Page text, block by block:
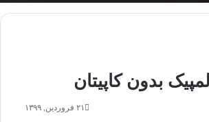
۲۱ فروردین, ۱۳۹۹